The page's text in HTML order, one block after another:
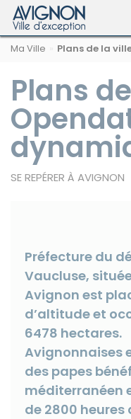
Rechercher
sur
Nous
suivre
les
réseaux
sociaux
Masquer
les
Twitter
Instagram
Navigation
par
d'Ariane
Ma Ville Plans de la
Plans
SE REPÉRER À AVIGNON
Préfecture du
Vaucluse,
Avignon est
d’altitude et
6478 hectares.
Avignonnaises
des papes
méditerranéen
de 2800 heures
Panneau de gestion des cookies